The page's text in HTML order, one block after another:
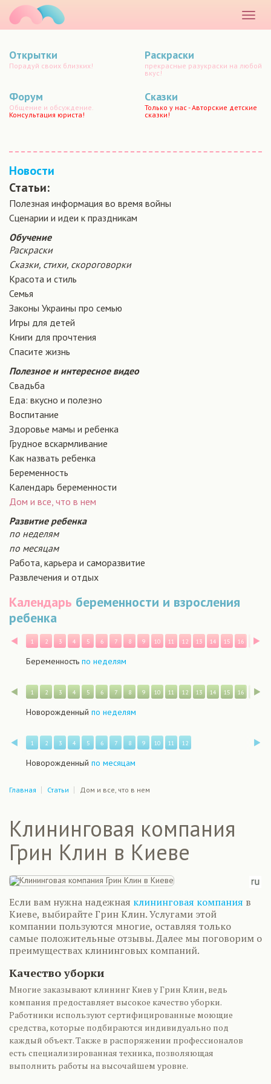
меню
Открытки
Порадуй своих близких!
Раскраски
прекрасные разукраски на любой
вкус!
Форум
Общение и обсуждение.
Консультация юриста!
Сказки
Только у нас - Авторские детские
сказки!
Новости
Статьи:
Полезная информация во время войны
Сценарии и идеи к праздникам
Обучение
Раскраски
Сказки, стихи, скороговорки
Красота и стиль
Семья
Законы Украины про семью
Игры для детей
Книги для прочтения
Спасите жизнь
Полезное и интересное видео
Свадьба
Еда: вкусно и полезно
Воспитание
Здоровье мамы и ребенка
Грудное вскармливание
Как назвать ребенка
Беременность
Календарь беременности
Дом и все, что в нем
Развитие ребенка
по неделям
по месяцам
Работа, карьера и саморазвитие
Развлечения и отдых
Календарь беременности и взросления
ребенка
Назад
1 2 3 4 5 6 7 8 9 10 11 12 13 14 15 16 17
Беременность по неделям
Назад
1 2 3 4 5 6 7 8 9 10 11 12 13 14 15 16 17
Новорожденный по неделям
Назад
1 2 3 4 5 6 7 8 9 10 11 12
Новорожденный по месяцам
Главная Статьи Дом и все, что в нем
Клининговая компания
Грин Клин в Киеве
Если вам нужна надежная клининговая компания в
Киеве, выбирайте Грин Клин. Услугами этой
компании пользуются многие, оставляя только
самые положительные отзывы. Далее мы поговорим о
преимуществах клининговых компаний.
Качество уборки
Многие заказывают клининг Киев у Грин Клин, ведь
компания предоставляет высокое качество уборки.
Работники используют сертифицированные моющие
средства, которые подбираются индивидуально под
каждый объект. Также в распоряжении профессионалов
есть специализированная техника, позволяющая
выполнить работы на высочайшем уровне.